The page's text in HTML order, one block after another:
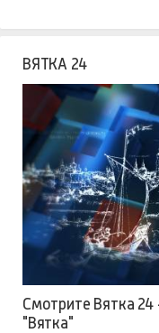
ВЯТКА 24
Смотрите Вятка
"Вятка"